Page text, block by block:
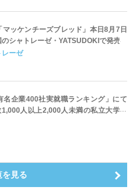
マッケンチーズブレッド」本日8月7日
のシャトレーゼ・YATSUDOKIで発売
レーゼ
名企業400社実就職ランキング」にて
人以上2,000人未満の私立大学で
得！～実就職率は26.5%（前年比＋
東京の私立大学でも10位にランクイン
を見る